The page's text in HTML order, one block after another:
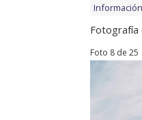
Información
Fotografía
Foto 8 de 25